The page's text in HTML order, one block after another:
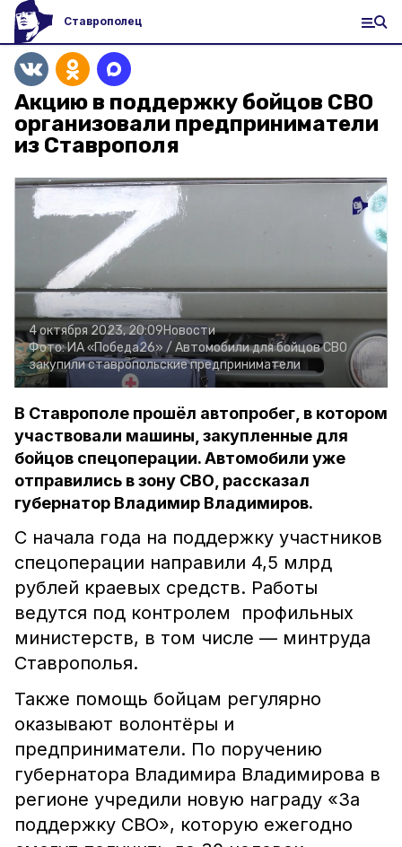
Ставрополец
Акцию в поддержку бойцов СВО
организовали предприниматели
из Ставрополя
4 октября 2023, 20:09Новости
Фото:ИА «Победа26» /Автомобили для бойцов СВО
закупили ставропольские предприниматели
В Ставрополе прошёл автопробег, в котором
участвовали машины, закупленные для
бойцов спецоперации. Автомобили уже
отправились в зону СВО, рассказал
губернатор Владимир Владимиров.
С начала года на поддержку участников
спецоперации направили 4,5 млрд
рублей краевых средств. Работы
ведутся под контролем профильных
министерств, в том числе — минтруда
Ставрополья.
Также помощь бойцам регулярно
оказывают волонтёры и
предприниматели. По поручению
губернатора Владимира Владимирова в
регионе учредили новую награду «За
поддержку СВО», которую ежегодно